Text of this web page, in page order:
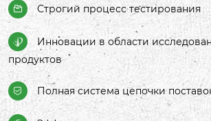
марок для удовлетворения
потребностей, а также может быть
под заказ. На рынке он имеет
репутацию бренда и высокое
потребителей.
 Строгий процесс тестирования

Инновации в области
продуктов
 Полная система цепочки